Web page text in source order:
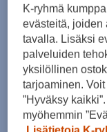
Reppu
Porsche
repussa on
reppu, jossa
K-ryhmä
evästeitä, joiden
tavalla. Lisäksi
palveluiden
yksilöllinen
tarjoaminen.
”Hyväksy
myöhemmin